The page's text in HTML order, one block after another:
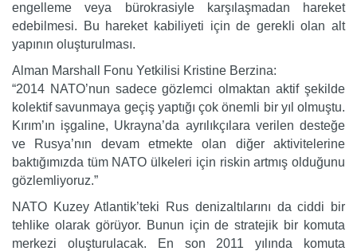
engelleme veya bürokrasiyle karşılaşmadan hareket
edebilmesi. Bu hareket kabiliyeti için de gerekli olan alt
yapının oluşturulması.
Alman Marshall Fonu Yetkilisi Kristine Berzina:
“2014 NATO’nun sadece gözlemci olmaktan aktif şekilde
kolektif savunmaya geçiş yaptığı çok önemli bir yıl olmuştu.
Kırım’ın işgaline, Ukrayna’da ayrılıkçılara verilen desteğe
ve Rusya’nın devam etmekte olan diğer aktivitelerine
baktığımızda tüm NATO ülkeleri için riskin artmış olduğunu
gözlemliyoruz.”
NATO Kuzey Atlantik’teki Rus denizaltılarını da ciddi bir
tehlike olarak görüyor. Bunun için de stratejik bir komuta
merkezi oluşturulacak. En son 2011 yılında komuta